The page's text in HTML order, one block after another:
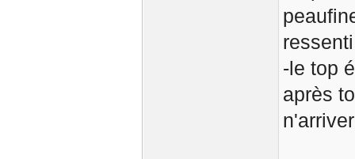
-le top
après